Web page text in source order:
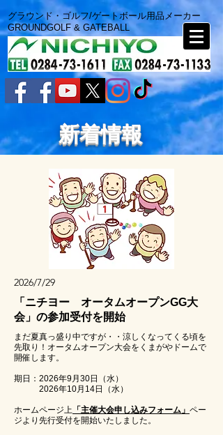
グラウンド・ゴルフ/ゲートボール用品メーカー
GROUNDGOLF & GATEBALL
​新着情報
2026/7/29
「ニチヨー オータムオープンGG大
会」の参加受付を開始
​まだ夏真っ盛り中ですが・・涼しくなってくる頃を
先取り！オータムオープン大会をくまがやドームで
開催します。
期日：2026年9月30日（水）
2026年10月14日（水）
ホームページ上 「主催大会申し込みフォーム」 ペー
ジより先行受付を開始いたしました。